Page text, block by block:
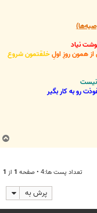
نیاد
همون روزِ اولِخلقتمون شروع
نیست
رو به کار بگیر
تعداد پست ها:4 • صفحه 1 از 1
پرش به